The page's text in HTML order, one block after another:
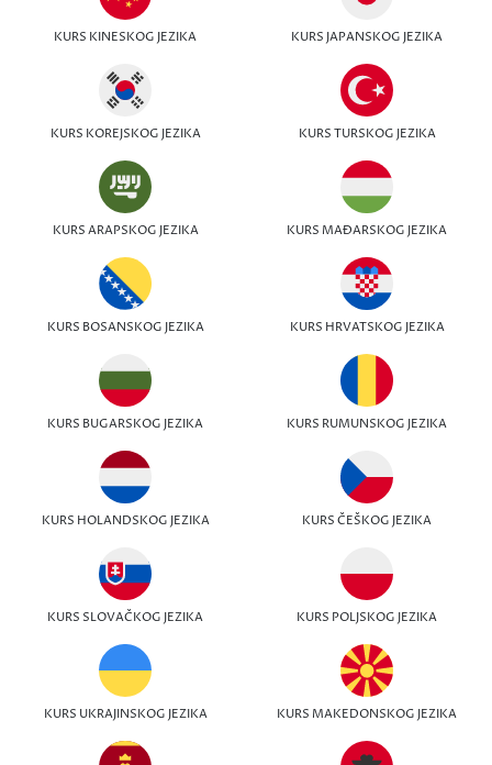
KURS KINESKOG JEZIKA KURS JAPANSKOG JEZIKA
KURS KOREJSKOG JEZIKA KURS TURSKOG JEZIKA
KURS ARAPSKOG JEZIKA KURS MAĐARSKOG JEZIKA
KURS BOSANSKOG JEZIKA KURS HRVATSKOG JEZIKA
KURS BUGARSKOG JEZIKA KURS RUMUNSKOG JEZIKA
KURS HOLANDSKOG JEZIKA KURS ČEŠKOG JEZIKA
KURS SLOVAČKOG JEZIKA KURS POLJSKOG JEZIKA
KURS UKRAJINSKOG JEZIKA KURS MAKEDONSKOG JEZIKA